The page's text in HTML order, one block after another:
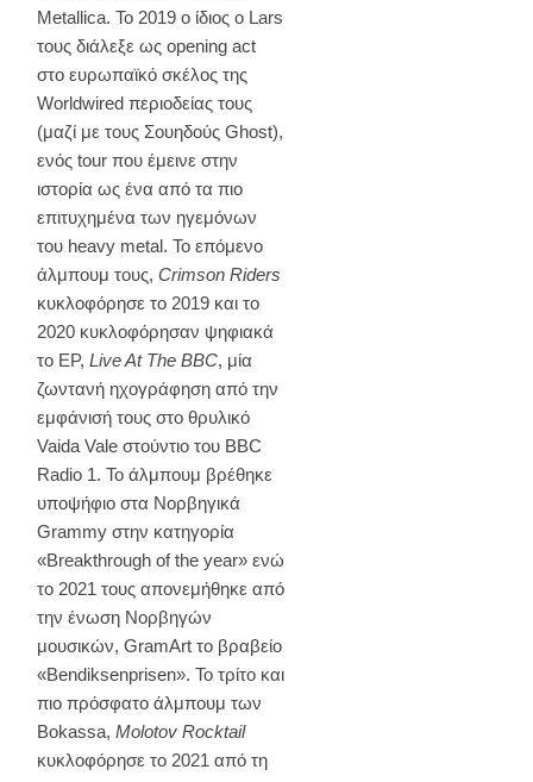
Metallica. Το 2019 ο ίδιος ο Lars
τους διάλεξε ως opening act
στο ευρωπαϊκό σκέλος της
Worldwired περιοδείας τους
(μαζί με τους Σουηδούς Ghost),
ενός tour που έμεινε στην
ιστορία ως ένα από τα πιο
επιτυχημένα των ηγεμόνων
του heavy metal. Το επόμενο
άλμπουμ τους, Crimson Riders
κυκλοφόρησε το 2019 και το
2020 κυκλοφόρησαν ψηφιακά
το EP, Live At The BBC, μία
ζωντανή ηχογράφηση από την
εμφάνισή τους στο θρυλικό
Vaida Vale στούντιο του BBC
Radio 1. Το άλμπουμ βρέθηκε
υποψήφιο στα Νορβηγικά
Grammy στην κατηγορία
«Breakthrough of the year» ενώ
το 2021 τους απονεμήθηκε από
την ένωση Νορβηγών
μουσικών, GramArt το βραβείο
«Bendiksenprisen». Το τρίτο και
πιο πρόσφατο άλμπουμ των
Bokassa, Molotov Rocktail
κυκλοφόρησε το 2021 από τη